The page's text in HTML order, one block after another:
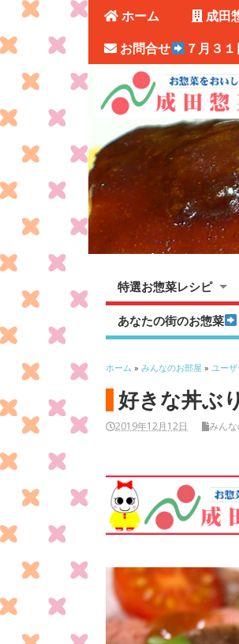
ホーム 成田
お問合せ
７月３
特選お惣菜レシピ
あなたの街のお惣菜
ホーム »みんなのお部屋 »ユー
好きな丼ぶ
2019年12月12日 みん